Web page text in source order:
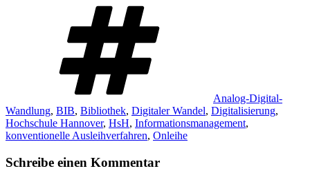
Analog-Digital-
Wandlung, BIB, Bibliothek, Digitaler Wandel, Digitalisierung,
Hochschule Hannover, HsH, Informationsmanagement,
konventionelle Ausleihverfahren, Onleihe
Schreibe einen Kommentar